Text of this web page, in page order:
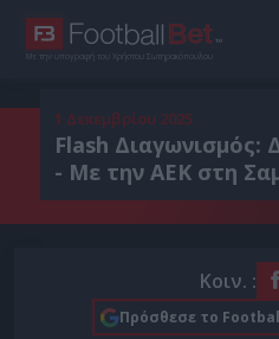
Με την υπογραφή του Χρήστου Σωτηρακόπουλου
1 Δεκεμβρίου 2025
Flash Διαγωνισμός:
- Με την ΑΕΚ στη
Κοιν. :
Πρόσθεσε το